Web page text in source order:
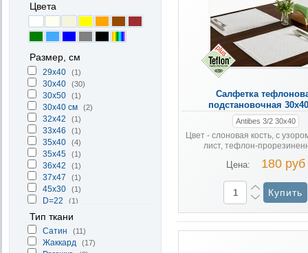
Цвета
Размер, см
29x40 (1)
30x40 (30)
30x50 (1)
30х40 см (2)
32x42 (1)
33x46 (1)
35x40 (4)
35x45 (1)
36x42 (1)
37x47 (1)
45x30 (1)
D=22 (1)
Тип ткани
Cатин (11)
Жаккард (17)
Салфетка
подстановочная
Antibes 3/2 30х40
Цвет - слоновая кость, с
лист, тефлон-
Цена: 180 руб